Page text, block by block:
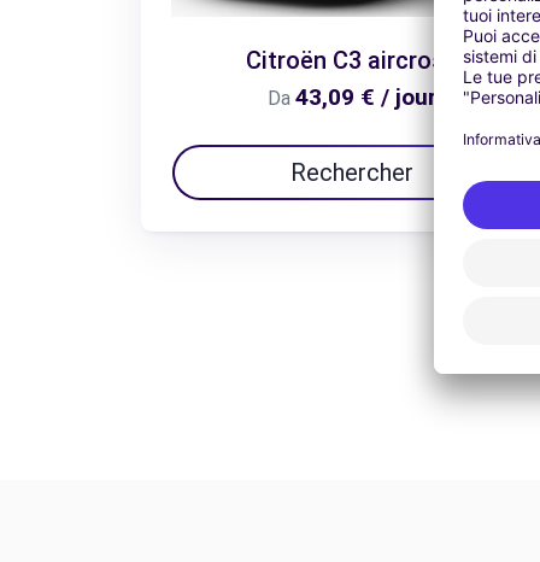
Citroën C3 aircross
Da 43,09 € / jour
Rechercher